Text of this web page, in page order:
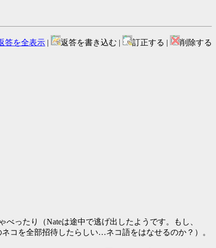
答を全表示 | 返答を書き込む | 訂正する | 削除する
ったり（Nateは途中で逃げ出したようです。もし、
コを全部招待したらしい…ネコ語をはなせるのか？）。